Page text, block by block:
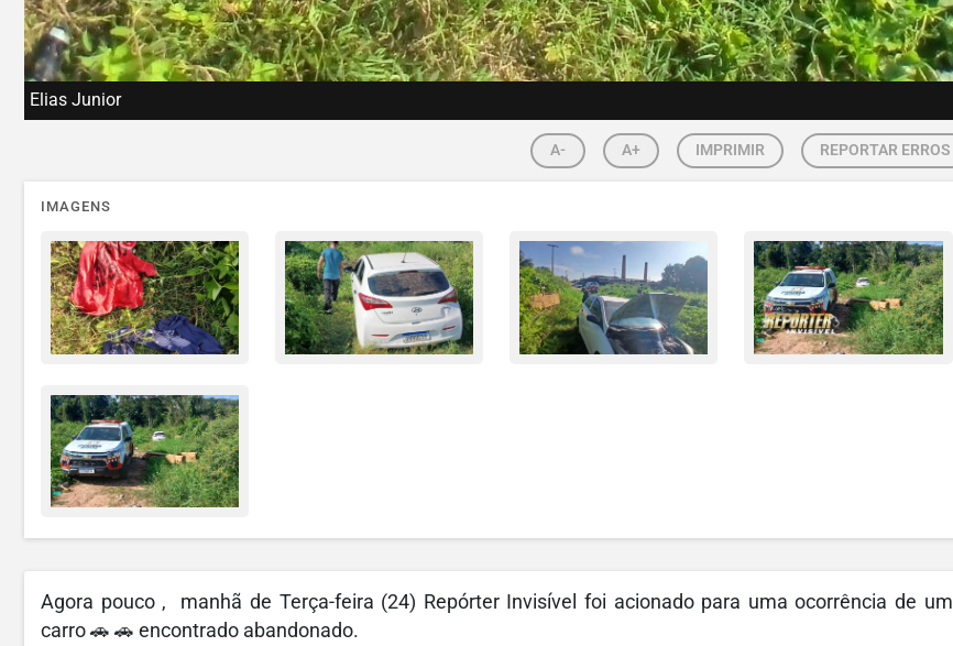
Elias Junior
A- A+ IMPRIMIR REPORTAR ERROS
IMAGENS
Agora pouco , manhã de Terça-feira (24) Repórter Invisível foi acionado para uma ocorrência de um
carro 🚗 🚗 encontrado abandonado.